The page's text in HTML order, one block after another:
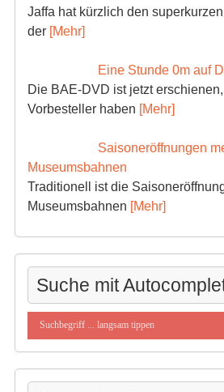
Jaffa hat kürzlich den
der [Mehr]
Eine Stunde 0m auf
Die BAE-DVD ist jetzt
Vorbesteller haben [Mehr]
Saisoneröffnungen
Museumsbahnen
Traditionell ist die
Museumsbahnen [Mehr]
Suche mit